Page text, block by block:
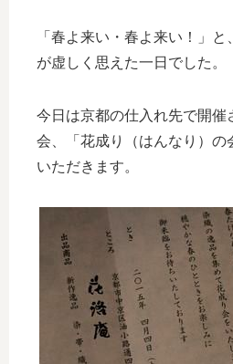
「春よ来い・春よ来い！」
が虚しく思えた一日でした。
今日は京都の仕入れ先で開催
会、「花成り（はんなり）の
いただきます。